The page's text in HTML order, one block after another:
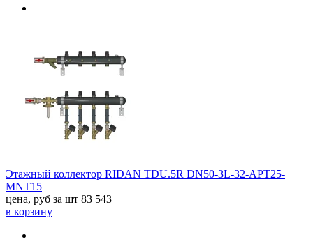
Этажный коллектор RIDAN TDU.5R DN50-3L-32-APT25-
MNT15
цена, руб за шт 83 543
в корзину